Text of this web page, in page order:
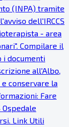
(INPA) tramite
dell'IRCCS
- area
Compilare il
i documenti
all'Albo,
conservare la
Fare
Link Utili